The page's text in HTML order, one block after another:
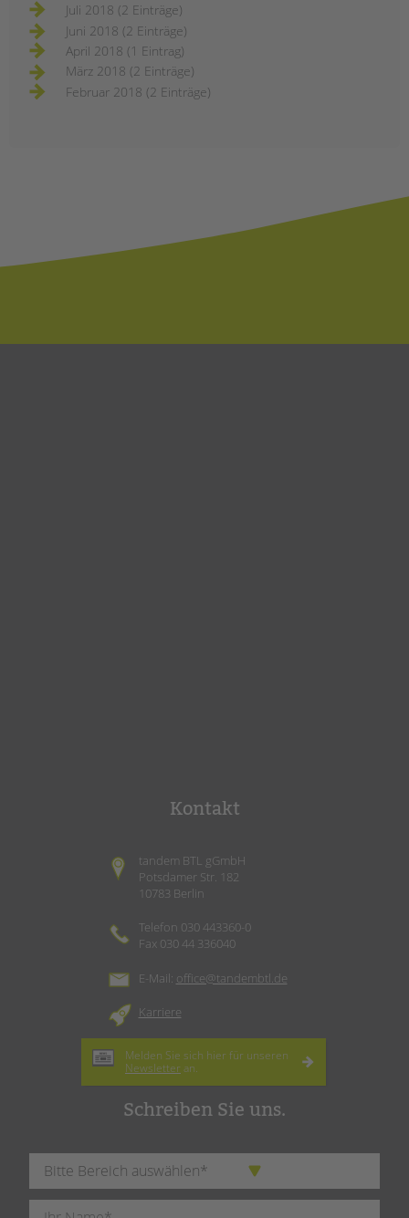
Juli 2018 (2 Einträge)
Juni 2018 (2 Einträge)
April 2018 (1 Eintrag)
März 2018 (2 Einträge)
Februar 2018 (2 Einträge)
Kontakt
tandem BTL gGmbH
Potsdamer Str. 182
10783 Berlin
Telefon 030 443360-0
Fax 030 44 336040
E-Mail: office@tandembtl.de
Karriere
Melden Sie sich hier für unseren
Newsletter an.
Schreiben Sie uns.